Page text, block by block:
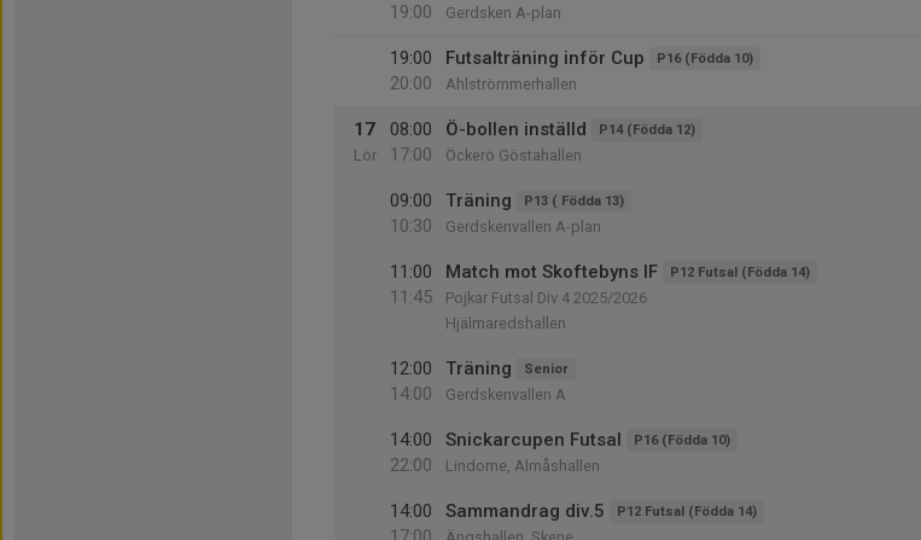
19:00
Gerdsken A-plan
19:00
20:00
Futsalträning inför Cup P16 (Födda 10)
Ahlströmmerhallen
17
Lör
08:00
17:00
Ö-bollen inställd P14 (Födda 12)
Öckerö Göstahallen
09:00
10:30
Träning P13 ( Födda 13)
Gerdskenvallen A-plan
11:00
11:45
Match mot Skoftebyns IF P12 Futsal (Födda 14)
Pojkar Futsal Div 4 2025/2026
Hjälmaredshallen
12:00
14:00
Träning Senior
Gerdskenvallen A
14:00
22:00
Snickarcupen Futsal P16 (Födda 10)
Lindome, Almåshallen
14:00
Sammandrag div.5 P12 Futsal (Födda 14)